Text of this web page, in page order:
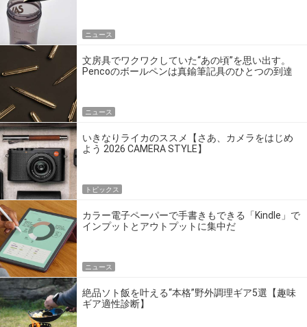
ニュース
文房具でワクワクしていた“あの頃”を思い出す。
Pencoのボールペンは真鍮筆記具のひとつの到達
ニュース
いきなりライカのススメ【さあ、カメラをはじめ
よう 2026 CAMERA STYLE】
トピックス
カラー電子ペーパーで手書きもできる「Kindle」で
インプットとアウトプットに集中だ
ニュース
絶品ソト飯を叶える“本格”野外調理ギア5選【趣味
ギア適性診断】